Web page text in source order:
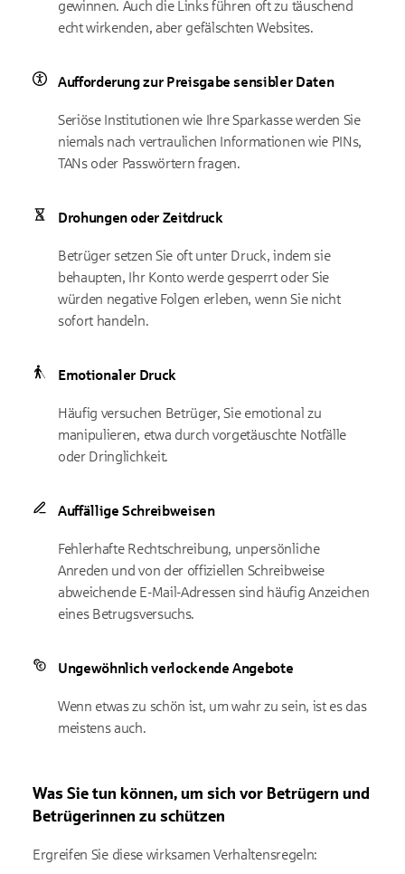
gewinnen. Auch die Links führen oft zu täuschend
echt wirkenden, aber gefälschten Websites.
Aufforderung zur Preisgabe sensibler Daten
Seriöse Institutionen wie Ihre Sparkasse werden Sie
niemals nach vertraulichen Informationen wie PINs,
TANs oder Passwörtern fragen.
Drohungen oder Zeitdruck
Betrüger setzen Sie oft unter Druck, indem sie
behaupten, Ihr Konto werde gesperrt oder Sie
würden negative Folgen erleben, wenn Sie nicht
sofort handeln.
Emotionaler Druck
Häufig versuchen Betrüger, Sie emotional zu
manipulieren, etwa durch vorgetäuschte Notfälle
oder Dringlichkeit.
Auffällige Schreibweisen
Fehlerhafte Rechtschreibung, unpersönliche
Anreden und von der offiziellen Schreibweise
abweichende E-Mail-Adressen sind häufig Anzeichen
eines Betrugsversuchs.
Ungewöhnlich verlockende Angebote
Wenn etwas zu schön ist, um wahr zu sein, ist es das
meistens auch.
Was Sie tun können, um sich vor Betrügern und
Betrügerinnen zu schützen
Ergreifen Sie diese wirksamen Verhaltensregeln: